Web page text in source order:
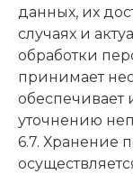
данных, их
случаях и
обработки
принимает
уточнению
6.7. Хранение